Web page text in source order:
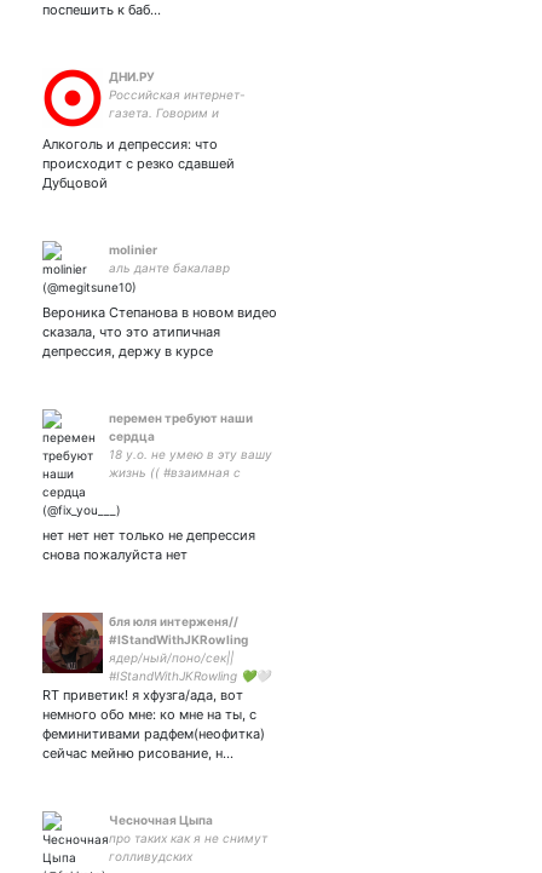
поспешить к баб…
ДНИ.РУ
Российская интернет-
газета. Говорим и
Мы в ВКонтакте: Мы в
Instagram:
Алкоголь и депрессия: что
происходит с резко сдавшей
Дубцовой
molinier
аль данте бакалавр
Вероника Степанова в новом видео
сказала, что это атипичная
депрессия, держу в курсе
перемен требуют наши
сердца
18 y.o. не умею в эту вашу
жизнь (( #взаимная с
нет нет нет только не депрессия
снова пожалуйста нет
бля юля интерженя//
#IStandWithJKRowling
ядер/ный/поно/сек||
#IStandWithJKRowling 💚🤍
💜
RT приветик! я хфузга/ада, вот
немного обо мне: ко мне на ты, с
феминитивами радфем(неофитка)
сейчас мейню рисование, н…
Чесночная Цыпа
про таких как я не снимут
голливудских